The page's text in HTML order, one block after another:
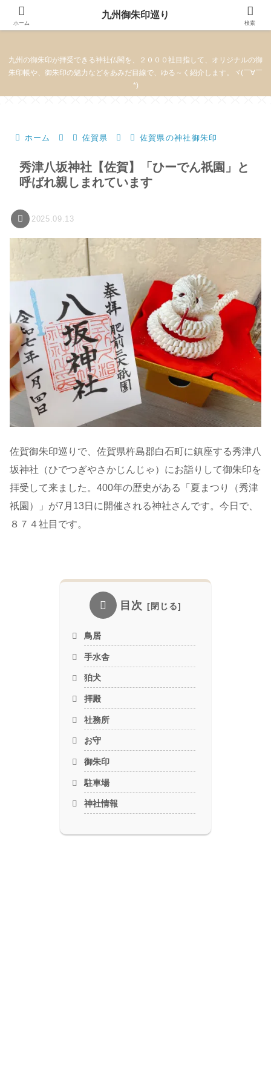
九州御朱印巡り
九州の御朱印が拝受できる神社仏閣を、２０００社目指して、オリジナルの御
朱印帳や、御朱印の魅力などをあみだ目線で、ゆる～く紹介します。ヾ(￣∀￣
*)
ホーム 佐賀県 佐賀県の神社御朱印
秀津八坂神社【佐賀】「ひーでん祇園」と
呼ばれ親しまれています
2025.09.13
佐賀御朱印巡りで、佐賀県杵島郡白石町に鎮座する秀津八
坂神社（ひでつぎやさかじんじゃ）にお詣りして御朱印を
拝受して来ました。400年の歴史がある「夏まつり（秀津
祇園）」が7月13日に開催される神社さんです。今日で、
８７４社目です。
目次
鳥居
手水舎
狛犬
拝殿
社務所
お守
御朱印
駐車場
神社情報
ホーム
九州御朱印巡り
検索